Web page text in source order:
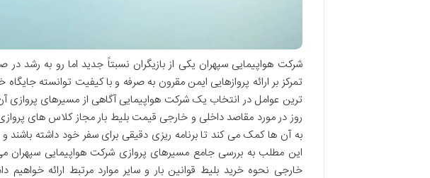
شرکت هواپیمایی سپهران یکی از بازیگران نسبتاً جدید اما رو به رشد
تمرکز بر ارائه پروازهایی ایمن مقرون به صرفه و با کیفیت توانسته
ترین عوامل در انتخاب یک شرکت هواپیمایی آگاهی از مسیرهای پروازی
روز در مورد مقاصد داخلی و خارجی قیمت بلیط بار مجاز کلاس های
به آن ها کمک می کند تا برنامه ریزی دقیقی برای سفر خود داشته باشند و
این مطلب به بررسی جامع مسیرهای پروازی شرکت هواپیمایی سپهران
خارجی نحوه خرید بلیط قوانین بار و سایر موارد مرتبط ارائه خواهیم